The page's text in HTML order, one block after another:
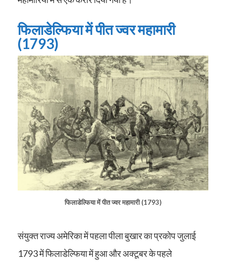
फिलाडेल्फिया में पीत ज्वर महामारी
(1793)
फिलाडेल्फिया में पीत ज्वर महामारी (1793)
संयुक्त राज्य अमेरिका में पहला पीला बुखार का प्रकोप जुलाई
1793 में फिलाडेल्फिया में हुआ और अक्टूबर के पहले